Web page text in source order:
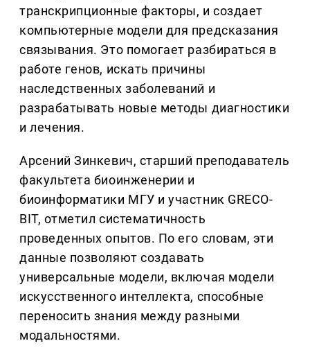
транскрипционные факторы, и создает
компьютерные модели для предсказания
связывания. Это помогает разбираться в
работе генов, искать причины
наследственных заболеваний и
разрабатывать новые методы диагностики
и лечения.
Арсений Зинкевич, старший преподаватель
факультета биоинженерии и
биоинформатики МГУ и участник GRECO-
BIT, отметил систематичность
проведенных опытов. По его словам, эти
данные позволяют создавать
универсальные модели, включая модели
искусственного интеллекта, способные
переносить знания между разными
модальностями.